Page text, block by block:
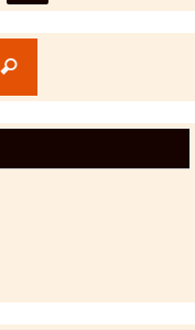
Buscar